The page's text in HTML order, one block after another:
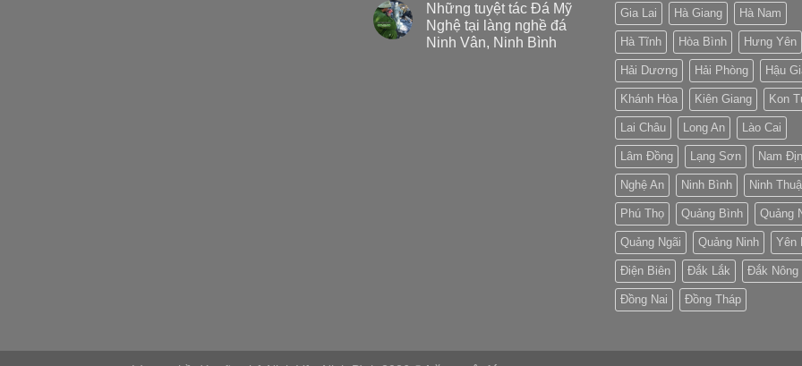
Những tuyệt tác Đá Mỹ
Nghệ tại làng nghề đá
Ninh Vân, Ninh Bình
Gia Lai Hà Giang Hà Nam
Hà Tĩnh Hòa Bình Hưng Yên
Hải Dương Hải Phòng Hậu
Khánh Hòa Kiên Giang Kon
Lai Châu Long An Lào Cai
Lâm Đồng Lạng Sơn Nam
Nghệ An Ninh Bình Ninh
Phú Thọ Quảng Bình Quảng
Quảng Ngãi Quảng Ninh Yên
Điện Biên Đắk Lắk Đắk Nông
Đồng Nai Đồng Tháp